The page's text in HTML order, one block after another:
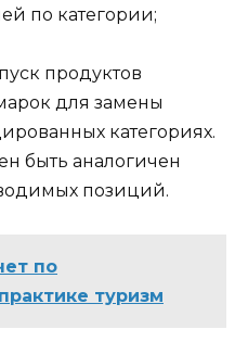
по категории;
продуктов
для замены
категориях.
быть аналогичен
позиций.
по
туризм